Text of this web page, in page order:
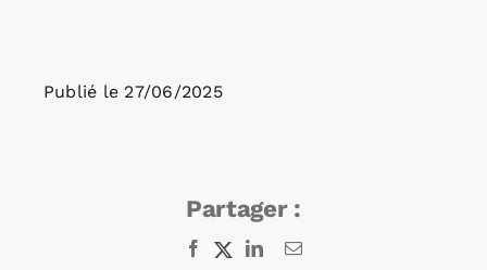
Publié le 27/06/2025
Partager :
Facebook
X LinkedInEmail